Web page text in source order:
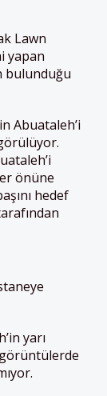
Lawn
yapan
bulunduğu
Abuataleh’i
önüne
hedef
yarı